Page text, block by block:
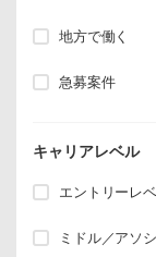
地方で働く
急募案件
キャリアレベル
エントリーレ
ミドル／アソ